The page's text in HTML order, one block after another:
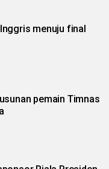
menuju final
pemain Timnas